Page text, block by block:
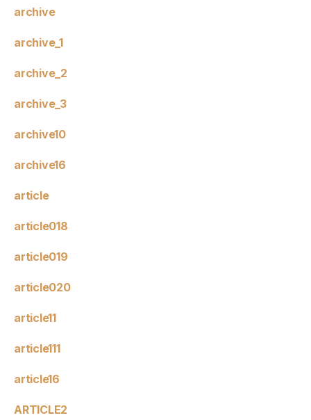
archive
archive_1
archive_2
archive_3
archive10
archive16
article
article018
article019
article020
article11
article111
article16
ARTICLE2